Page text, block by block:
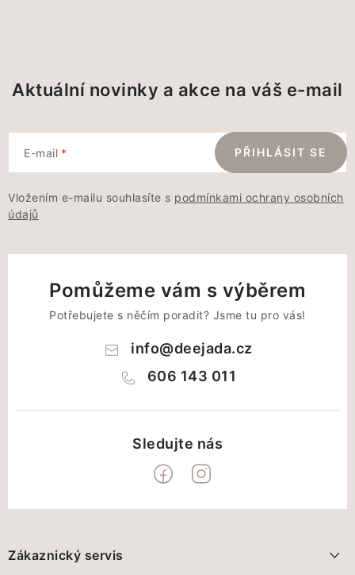
Aktuální novinky a akce na váš e-mail
E-mail
Vložením e-mailu souhlasíte s podmínkami ochrany osobních
údajů
PŘIHLÁSIT SE
Pomůžeme vám s výběrem
Potřebujete s něčím poradit? Jsme tu pro vás!
info@deejada.cz
606 143 011
pZákaznický servis